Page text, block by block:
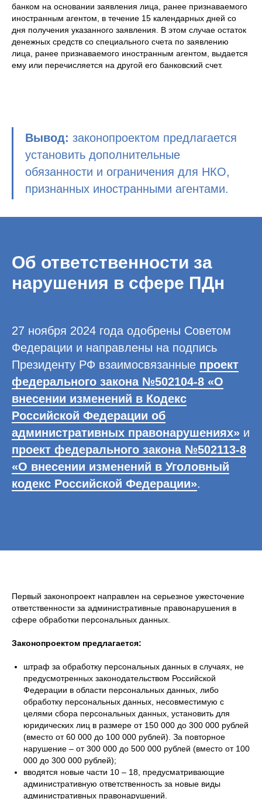
банком на основании заявления лица, ранее признаваемого
иностранным агентом, в течение 15 календарных дней со
дня получения указанного заявления. В этом случае остаток
денежных средств со специального счета по заявлению
лица, ранее признаваемого иностранным агентом, выдается
ему или перечисляется на другой его банковский счет.
Вывод: законопроектом предлагается
установить дополнительные
обязанности и ограничения для НКО,
признанных иностранными агентами.
Об ответственности за
нарушения в сфере ПДн
27 ноября 2024 года одобрены Советом
Федерации и направлены на подпись
Президенту РФ взаимосвязанные проект
федерального закона №502104-8 «О
внесении изменений в Кодекс
Российской Федерации об
административных правонарушениях» и
проект федерального закона №502113-8
«О внесении изменений в Уголовный
кодекс Российской Федерации».
Первый законопроект направлен на серьезное ужесточение
ответственности за административные правонарушения в
сфере обработки персональных данных.
Законопроектом предлагается:
штраф за обработку персональных данных в случаях, не
предусмотренных законодательством Российской
Федерации в области персональных данных, либо
обработку персональных данных, несовместимую с
целями сбора персональных данных, установить для
юридических лиц в размере от 150 000 до 300 000 рублей
(вместо от 60 000 до 100 000 рублей). За повторное
нарушение – от 300 000 до 500 000 рублей (вместо от 100
000 до 300 000 рублей);
вводятся новые части 10 – 18, предусматривающие
административную ответственность за новые виды
административных правонарушений.